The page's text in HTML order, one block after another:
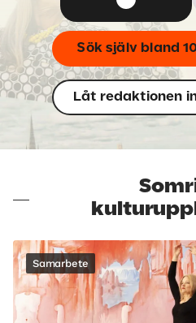
Sök själv bland
Låt redaktionen
Samarbete